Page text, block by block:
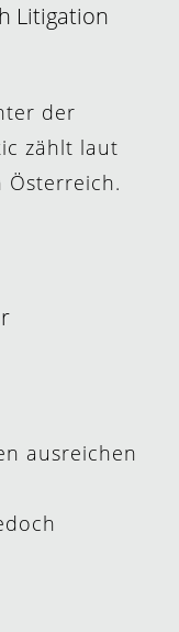
Litigation
der
zählt laut
Österreich.
ausreichen